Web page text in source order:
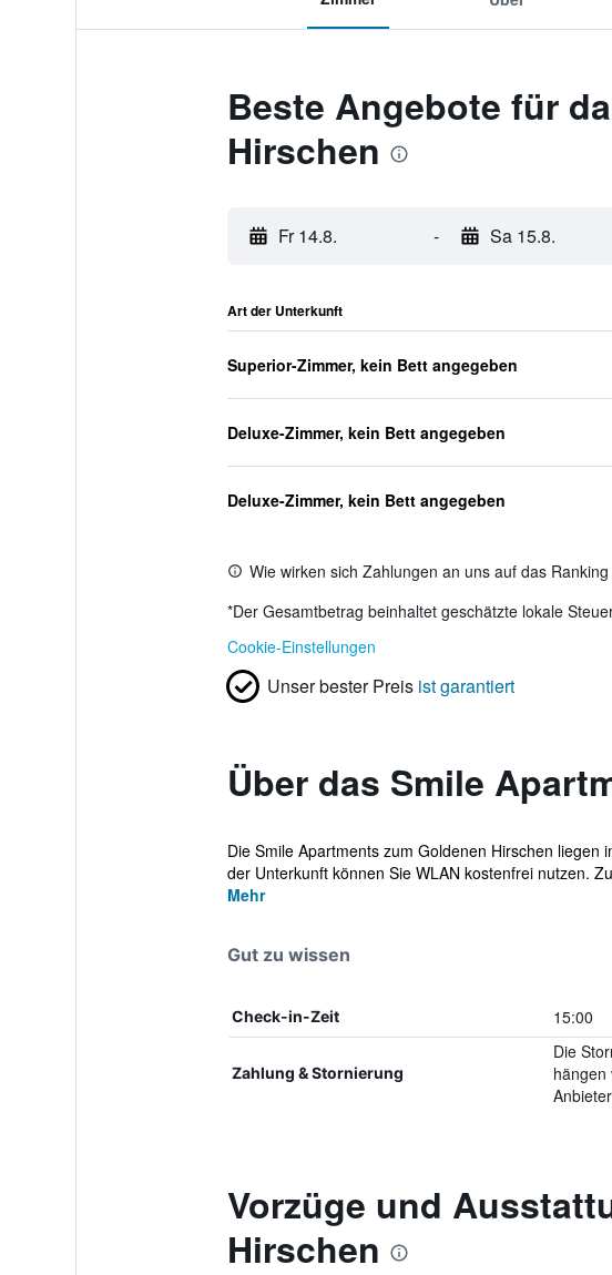
Beste Angebote für
Hirschen
Fr 14.8. - Sa 15.8.
Art der Unterkunft
Superior-Zimmer, kein Bett angegeben
Deluxe-Zimmer, kein Bett angegeben
Deluxe-Zimmer, kein Bett angegeben
Wie wirken sich Zahlungen an uns auf das
*Der Gesamtbetrag beinhaltet geschätzte lokale
Cookie-Einstellungen
Unser bester Preis ist garantiert
Über das Smile
Die Smile Apartments zum Goldenen Hirschen
der Unterkunft können Sie WLAN kostenfrei nutzen.
Mehr
Gut zu wissen
Check-in-Zeit 15:00
Zahlung & Stornierung
Die
hängen
Vorzüge und
Hirschen